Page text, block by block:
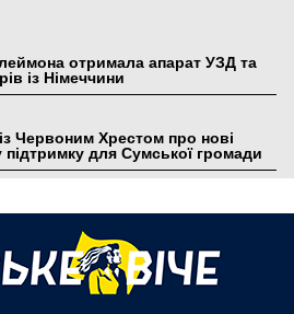
отримала апарат УЗД та
із Німеччини
Червоним Хрестом про нові
підтримку для Сумської громади
згоріли. Як допомогти «Ранку»
відновитися